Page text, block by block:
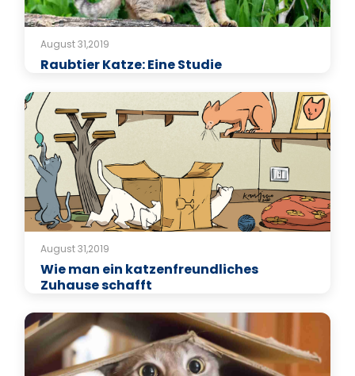
August 31,2019
Raubtier Katze: Eine Studie
August 31,2019
Wie man ein katzenfreundliches
Zuhause schafft